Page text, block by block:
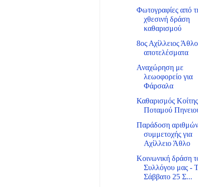
Φωτογραφίες από
χθεσινή δράση
καθαρισμού
8ος Αχίλλειος
αποτελέσματα
Αναχώρηση με
λεωοφορείο για
Φάρσαλα
Καθαρισμός Κοίτης
Ποταμού
Παράδοση αριθμών
συμμετοχής για
Αχίλλειο Άθλο
Κοινωνική δράση
Συλλόγου μας -
Σάββατο 25 Σ...